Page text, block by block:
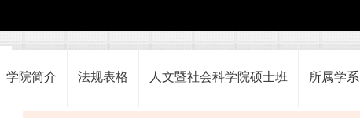
学院简介 法规表格 人文暨社会科学院硕士班 所属学系